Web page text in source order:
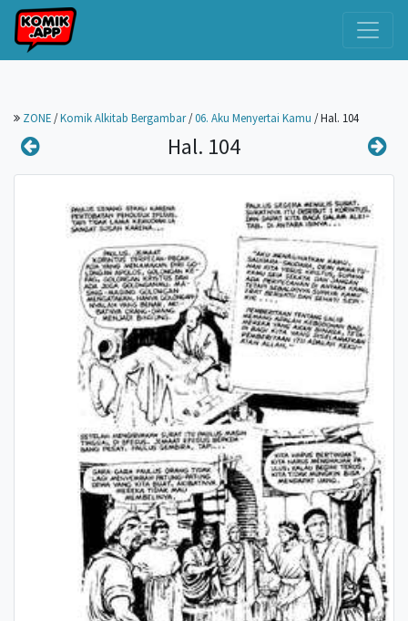
ZONE /Komik Alkitab Bergambar /06. Aku Menyertai Kamu /Hal. 104
Hal. 104